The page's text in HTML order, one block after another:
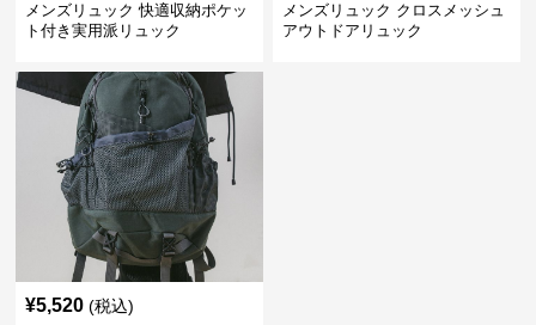
メンズリュック 快適収納ポケッ
ト付き実用派リュック
メンズリュック クロスメッシュ
アウトドアリュック
¥5,520 (税込)